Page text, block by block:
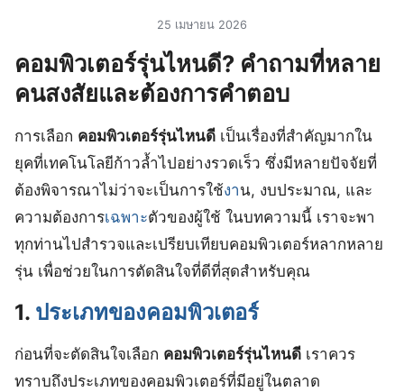
25 เมษายน 2026
คอมพิวเตอร์รุ่นไหนดี? คำถามที่หลาย
คนสงสัยและต้องการคำตอบ
การเลือก คอมพิวเตอร์รุ่นไหนดี เป็นเรื่องที่สำคัญมากใน
ยุคที่เทคโนโลยีก้าวล้ำไปอย่างรวดเร็ว ซึ่งมีหลายปัจจัยที่
ต้องพิจารณาไม่ว่าจะเป็นการใช้งาน, งบประมาณ, และ
ความต้องการเฉพาะตัวของผู้ใช้ ในบทความนี้ เราจะพา
ทุกท่านไปสำรวจและเปรียบเทียบคอมพิวเตอร์หลากหลาย
รุ่น เพื่อช่วยในการตัดสินใจที่ดีที่สุดสำหรับคุณ
1. ประเภทของคอมพิวเตอร์
ก่อนที่จะตัดสินใจเลือก คอมพิวเตอร์รุ่นไหนดี เราควร
ทราบถึงประเภทของคอมพิวเตอร์ที่มีอยู่ในตลาด